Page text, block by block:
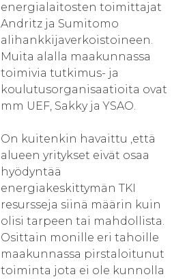
energialaitosten toimittajat
Andritz ja Sumitomo
alihankkijaverkoistoineen.
Muita alalla maakunnassa
toimivia tutkimus- ja
koulutusorganisaatioita ovat
mm UEF, Sakky ja YSAO.
On kuitenkin havaittu ,että
alueen yritykset eivät osaa
hyödyntää
energiakeskittymän TKI
resursseja siinä määrin kuin
olisi tarpeen tai mahdollista.
Osittain monille eri tahoille
maakunnassa pirstaloitunut
toiminta jota ei ole kunnolla